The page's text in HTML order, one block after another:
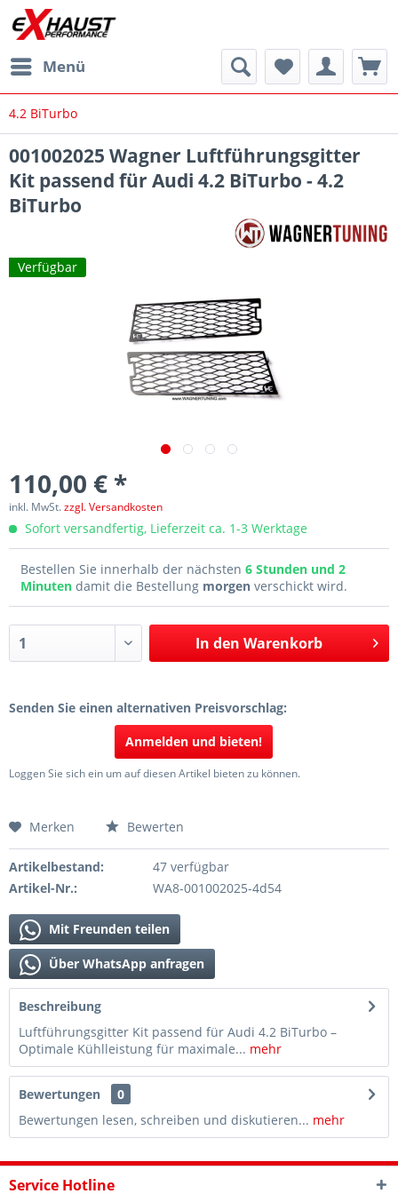
Menü
4.2 BiTurbo
001002025 Wagner Luftführungsgitter
Kit passend für Audi 4.2 BiTurbo - 4.2
BiTurbo
Verfügbar
110,00 € *
inkl. MwSt.zzgl. Versandkosten
Sofort versandfertig, Lieferzeit ca. 1-3 Werktage
Bestellen Sie innerhalb der nächsten 6 Stunden und 2
Minuten damit die Bestellung morgen verschickt wird.
In den Warenkorb
Senden Sie einen alternativen Preisvorschlag:
Anmelden und bieten!
Loggen Sie sich ein um auf diesen Artikel bieten zu können.
Merken Bewerten
Artikelbestand:
47 verfügbar
Artikel-Nr.:
WA8-001002025-4d54
Mit Freunden teilen
Über WhatsApp anfragen
Beschreibung
Luftführungsgitter Kit passend für Audi 4.2 BiTurbo –
Optimale Kühlleistung für maximale... mehr
Bewertungen
0
Bewertungen lesen, schreiben und diskutieren... mehr
Service Hotline